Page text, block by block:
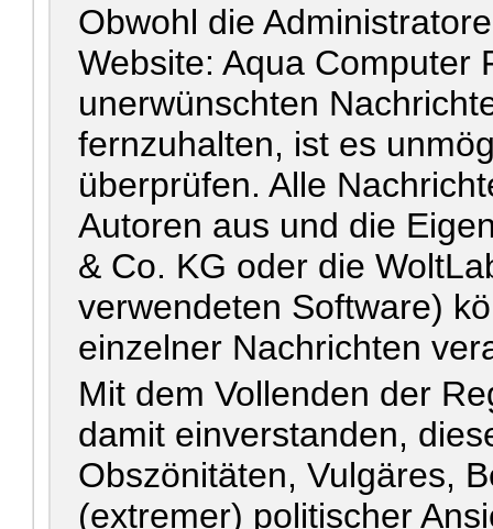
Obwohl die
Website: Aqua Computer
unerwünschten
fernzuhalten, ist es
überprüfen. Alle
Autoren aus und die
& Co. KG oder die
verwendeten Software)
einzelner Nachrichten
Mit dem Vollenden der
damit einverstanden,
Obszönitäten, Vulgäres,
(extremer) politischer